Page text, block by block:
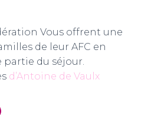
Vous offrent une
de leur AFC en
du séjour.
d’Antoine de Vaulx